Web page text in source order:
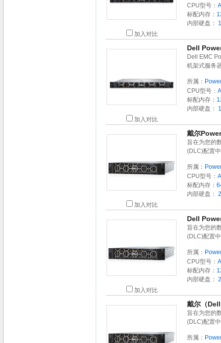
加入对比
CPU型号：
标配内存：
内部硬盘：
加入对比
Dell
Dell EMC
机架式服务
所属：
CPU型号：
标配内存：
内部硬盘：
加入对比
戴尔
旨在为您的
(DLC)配置
所属：
CPU型号：
标配内存：
内部硬盘：
加入对比
Dell
旨在为您的
(DLC)配置
所属：
CPU型号：
标配内存：
内部硬盘：
戴尔（
旨在为您的
(DLC)配置
所属：